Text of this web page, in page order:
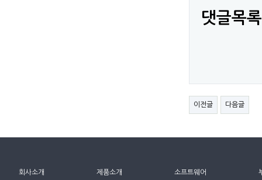
댓글목록
이전글 다음글
회사소개 제품소개 소프트웨어